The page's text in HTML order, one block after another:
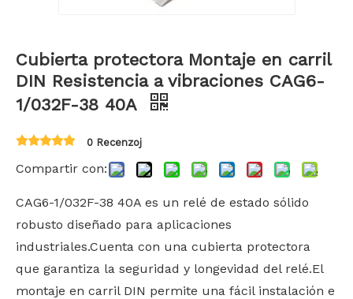
Cubierta protectora Montaje en carril
DIN Resistencia a vibraciones CAG6-
1/032F-38 40A
0 Recenzoj
Compartir con:
CAG6-1/032F-38 40A es un relé de estado sólido
robusto diseñado para aplicaciones
industriales.Cuenta con una cubierta protectora
que garantiza la seguridad y longevidad del relé.El
montaje en carril DIN permite una fácil instalación e